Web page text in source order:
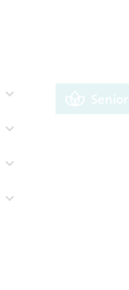
Senior